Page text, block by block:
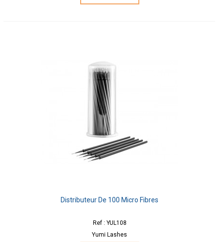
Distributeur De 100 Micro Fibres
Ref : YUL108
Yumi Lashes